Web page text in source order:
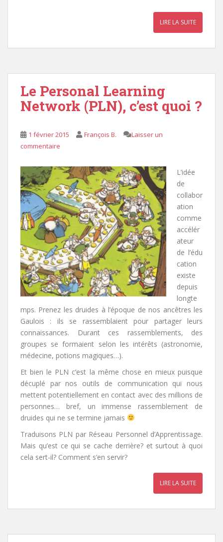
LIRE LA SUITE
Le Personal Learning
Network (PLN), c’est quoi ?
1 février 2015 François B.
Laisser un
commentaire
L’idée
de
collabor
ation
comme
accélér
ateur
de l’édu
cation
existe
depuis
longte
mps. Prenez les druides à l’époque de nos ancêtres les
Gaulois : ils se rassemblaient pour partager leurs
connaissances. Durant ces rassemblements, des
groupes se formaient selon les intérêts (astronomie,
médecine, potions magiques…).
Et bien le PLN c’est la même chose en mieux puisque
décuplé par nos outils de communication qui nous
mettent potentiellement en contact avec des millions de
personnes… bref, un immense rassemblement de
druides qui ne se termine jamais
Traduisons PLN par Réseau Personnel d’Apprentissage.
Mais qu’est ce qui se cache derrière? et surtout à quoi
cela sert-il? Comment s’en servir?
LIRE LA SUITE